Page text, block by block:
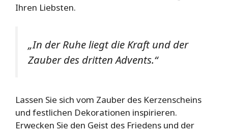
Ihren Liebsten.
„In der Ruhe liegt die Kraft und der
Zauber des dritten Advents.“
Lassen Sie sich vom Zauber des Kerzenscheins
und festlichen Dekorationen inspirieren.
Erwecken Sie den Geist des Friedens und der